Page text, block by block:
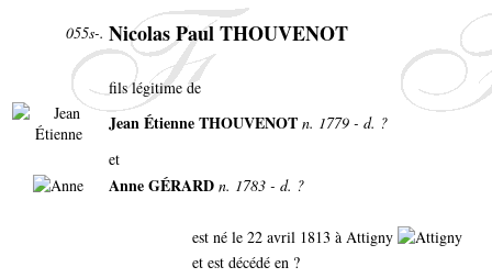
055s-. Nicolas Paul THOUVENOT
fils légitime de
Jean Étienne THOUVENOT n. 1779 - d. ?
et
Anne GÉRARD n. 1783 - d. ?
est né le 22 avril 1813 à Attigny
et est décédé en ?